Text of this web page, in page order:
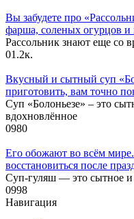
Вы забудете про
фарша, соленых огурцов
Рассольник знают еще со
01.2к.
Вкусный и сытный cуп
приготовить, вам точно
Суп «Болоньезе» – это
вдохновлённое
0980
Его обожают во всём
восстановиться после
Суп-гуляш — это сытное и
0998
Навигация